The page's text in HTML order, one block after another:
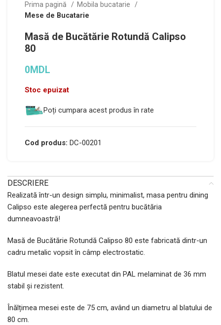
Prima pagină
Mobila bucatarie
Mese de Bucatarie
Masă de Bucătărie Rotundă Calipso
80
0MDL
Stoc epuizat
Poți cumpara acest produs în rate
Cod produs: DC-00201
DESCRIERE
Realizată într-un design simplu, minimalist, masa pentru dining
Calipso este alegerea perfectă pentru bucătăria
dumneavoastră!
Masă de Bucătărie Rotundă Calipso 80 este fabricată dintr-un
cadru metalic vopsit în câmp electrostatic.
Blatul mesei date este executat din PAL melaminat de 36 mm
stabil și rezistent.
Înălțimea mesei este de 75 cm, având un diametru al blatului de
80 cm.